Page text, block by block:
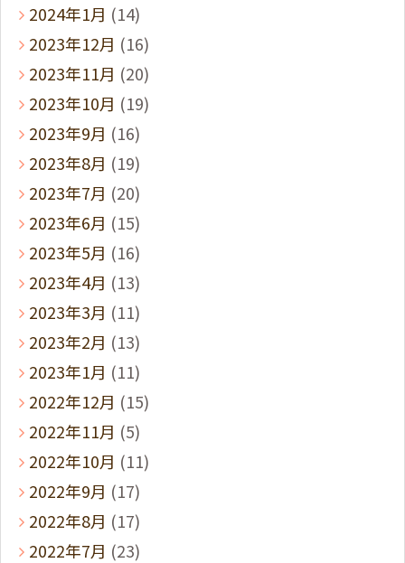
2024年1月 (14)
2023年12月 (16)
2023年11月 (20)
2023年10月 (19)
2023年9月 (16)
2023年8月 (19)
2023年7月 (20)
2023年6月 (15)
2023年5月 (16)
2023年4月 (13)
2023年3月 (11)
2023年2月 (13)
2023年1月 (11)
2022年12月 (15)
2022年11月 (5)
2022年10月 (11)
2022年9月 (17)
2022年8月 (17)
2022年7月 (23)